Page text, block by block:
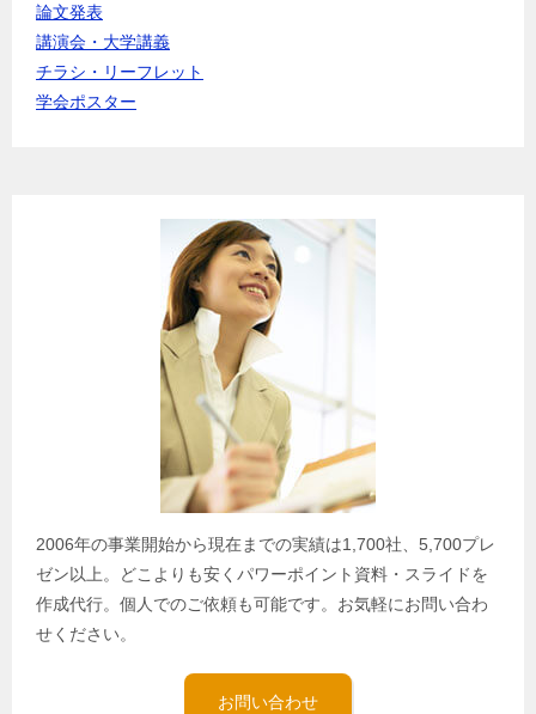
論文発表
講演会・大学講義
チラシ・リーフレット
学会ポスター
2006年の事業開始から現在までの実績は1,700社、5,700プレ
ゼン以上。どこよりも安くパワーポイント資料・スライドを
作成代行。個人でのご依頼も可能です。お気軽にお問い合わ
せください。
お問い合わせ